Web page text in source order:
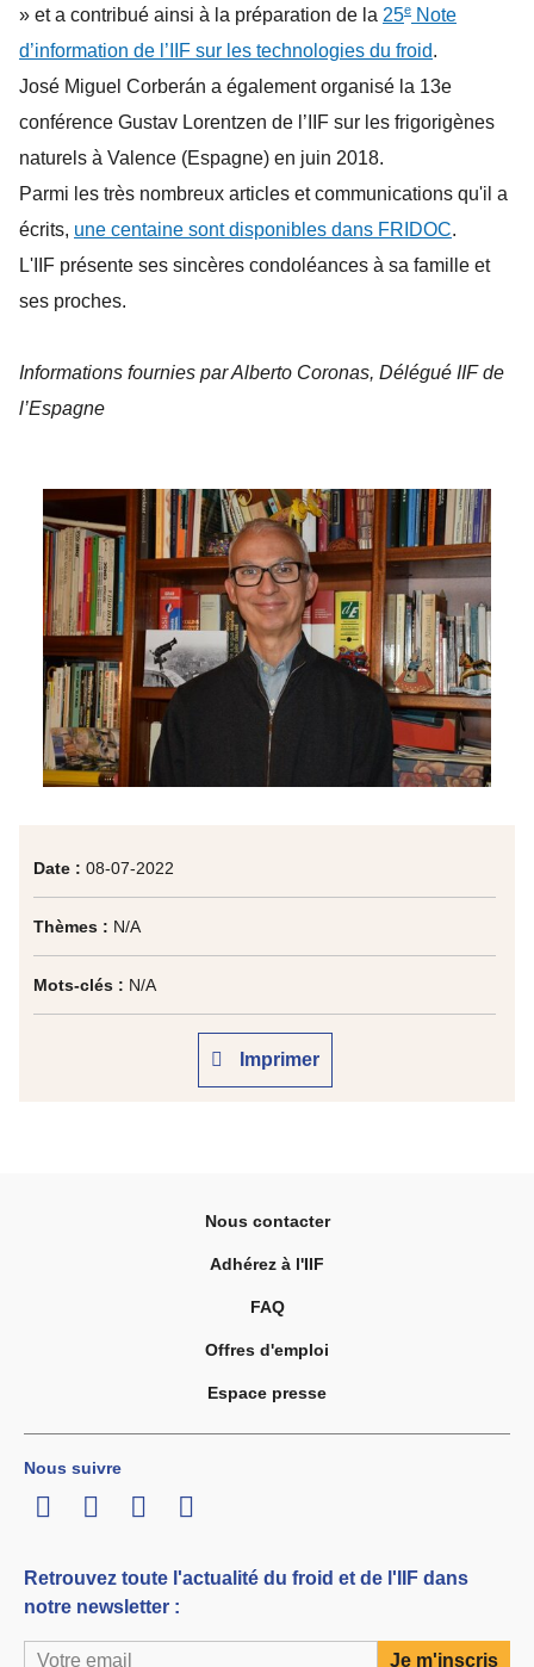
Date : 08-07-2022
Thèmes : N/A
Mots-clés : N/A
Imprimer
» et a contribué ainsi à la préparation de la 25e Note
d’information de l’IIF sur les technologies du froid.
José Miguel Corberán a également organisé la 13e
conférence Gustav Lorentzen de l’IIF sur les frigorigènes
naturels à Valence (Espagne) en juin 2018.
Parmi les très nombreux articles et communications qu'il a
écrits, une centaine sont disponibles dans FRIDOC.
L'IIF présente ses sincères condoléances à sa famille et
ses proches.
Informations fournies par Alberto Coronas, Délégué IIF de
l’Espagne
Nous contacter
Adhérez à l'IIF
FAQ
Offres d'emploi
Espace presse
Nous suivre
LinkedInTwitterFacebook
Youtube
Retrouvez toute l'actualité du froid et de l'IIF dans
notre newsletter :